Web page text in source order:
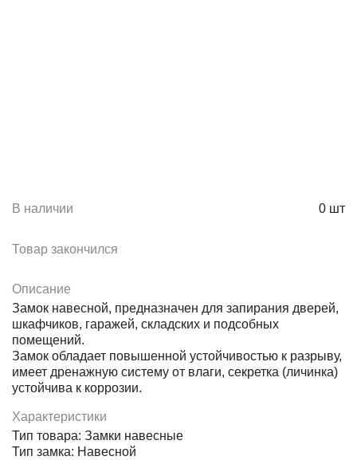
В наличии 0 шт
Товар закончился
Описание
Замок навесной, предназначен для запирания дверей,
шкафчиков, гаражей, складских и подсобных
помещений.
Замок обладает повышенной устойчивостью к разрыву,
имеет дренажную систему от влаги, секретка (личинка)
устойчива к коррозии.
Характеристики
Тип товара: Замки навесные
Тип замка: Навесной